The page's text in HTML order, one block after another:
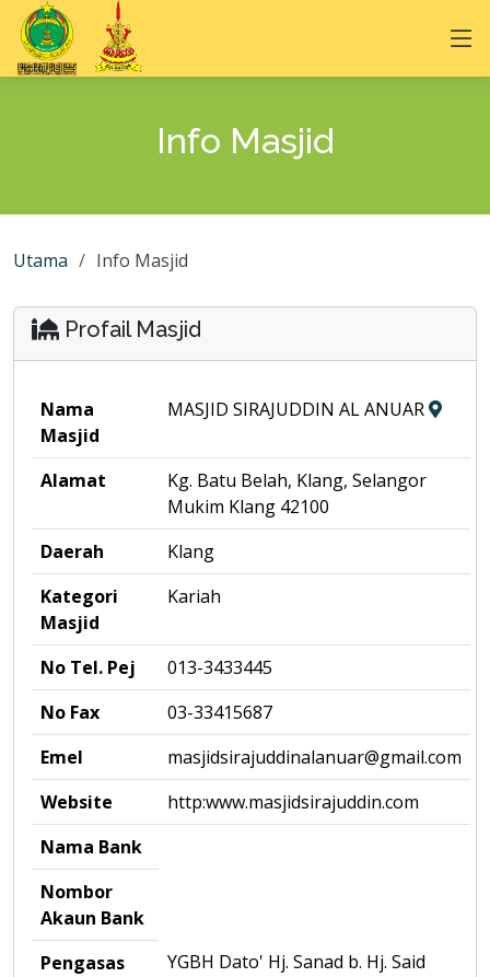
Info Masjid
Utama Info Masjid
Profail Masjid
Nama
Masjid
MASJID SIRAJUDDIN AL ANUAR
Alamat
Kg. Batu Belah, Klang, Selangor
Mukim Klang 42100
Daerah
Klang
Kategori
Masjid
Kariah
No Tel. Pej
013-3433445
No Fax
03-33415687
Emel
masjidsirajuddinalanuar@gmail.com
Website
http:www.masjidsirajuddin.com
Nama Bank
Nombor
Akaun Bank
Pengasas
YGBH Dato' Hj. Sanad b. Hj. Said